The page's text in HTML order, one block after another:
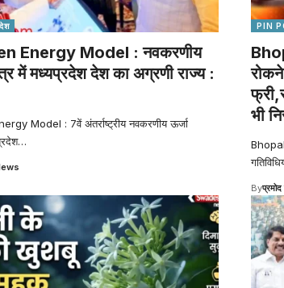
Energy Model : नवकरणीय
में मध्यप्रदेश देश का अग्रणी राज्य :
Model : 7वें अंतर्राष्ट्रीय नवकरणीय ऊर्जा
…
PIN
भी
Byप्रमोद